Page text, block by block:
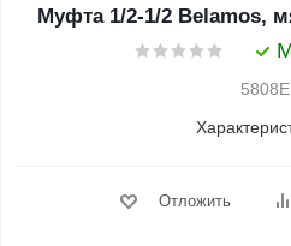
Муфта 1/2-1/2 Belamos,
5808Е
Отложить